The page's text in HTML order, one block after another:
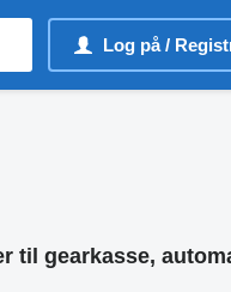
Log på /
til gearkasse,